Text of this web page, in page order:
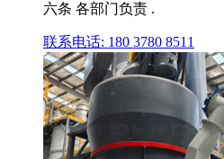
六条 各部门负责 .
联系电话: 180 3780 8511